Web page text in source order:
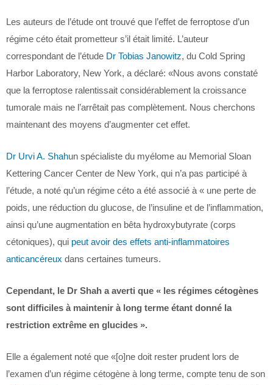
Les auteurs de l’étude ont trouvé que l’effet de ferroptose d’un
régime céto était prometteur s’il était limité. L’auteur
correspondant de l’étude Dr Tobias Janowitz, du Cold Spring
Harbor Laboratory, New York, a déclaré: «Nous avons constaté
que la ferroptose ralentissait considérablement la croissance
tumorale mais ne l’arrêtait pas complètement. Nous cherchons
maintenant des moyens d’augmenter cet effet.
Dr Urvi A. Shahun spécialiste du myélome au Memorial Sloan
Kettering Cancer Center de New York, qui n’a pas participé à
l’étude, a noté qu’un régime céto a été associé à « une perte de
poids, une réduction du glucose, de l’insuline et de l’inflammation,
ainsi qu’une augmentation en bêta hydroxybutyrate (corps
cétoniques), qui peut avoir des effets anti-inflammatoires
anticancéreux dans certaines tumeurs.
Cependant, le Dr Shah a averti que « les régimes cétogènes
sont difficiles à maintenir à long terme étant donné la
restriction extrême en glucides ».
Elle a également noté que «[o]ne doit rester prudent lors de
l’examen d’un régime cétogène à long terme, compte tenu de son